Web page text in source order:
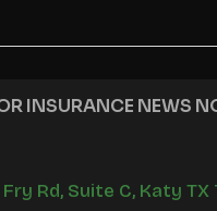
INSURANCE NEWS
Fry Rd, Suite C, Katy